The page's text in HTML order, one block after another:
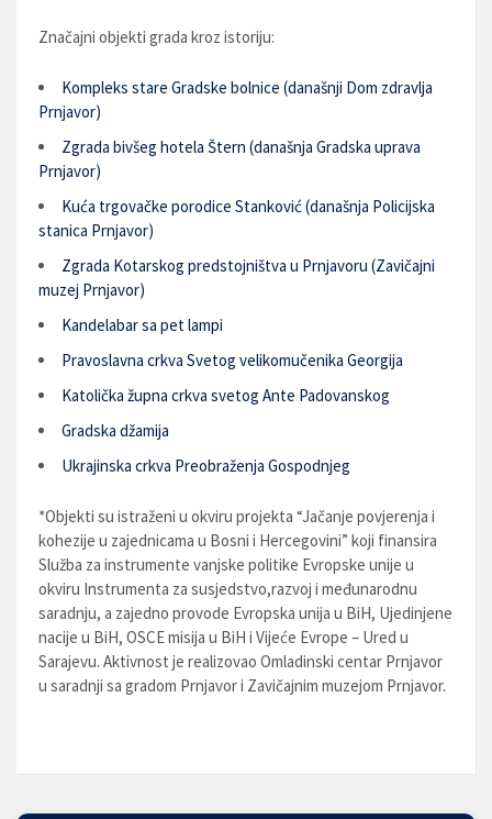
Značajni objekti grada kroz istoriju:
Kompleks stare Gradske bolnice (današnji Dom zdravlja
Prnjavor)
Zgrada bivšeg hotela Štern (današnja Gradska uprava
Prnjavor)
Kuća trgovačke porodice Stanković (današnja Policijska
stanica Prnjavor)
Zgrada Kotarskog predstojništva u Prnjavoru (Zavičajni
muzej Prnjavor)
Kandelabar sa pet lampi
Pravoslavna crkva Svetog velikomučenika Georgija
Katolička župna crkva svetog Ante Padovanskog
Gradska džamija
Ukrajinska crkva Preobraženja Gospodnjeg
*Objekti su istraženi u okviru projekta “Jačanje povjerenja i
kohezije u zajednicama u Bosni i Hercegovini” koji finansira
Služba za instrumente vanjske politike Evropske unije u
okviru Instrumenta za susjedstvo,razvoj i međunarodnu
saradnju, a zajedno provode Evropska unija u BiH, Ujedinjene
nacije u BiH, OSCE misija u BiH i Vijeće Evrope – Ured u
Sarajevu. Aktivnost je realizovao Omladinski centar Prnjavor
u saradnji sa gradom Prnjavor i Zavičajnim muzejom Prnjavor.